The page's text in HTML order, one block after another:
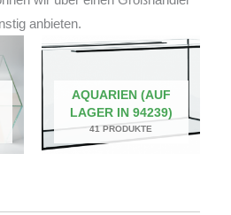
anbieten.
AQUARIEN (AUF
LAGER IN 94239)
41 PRODUKTE